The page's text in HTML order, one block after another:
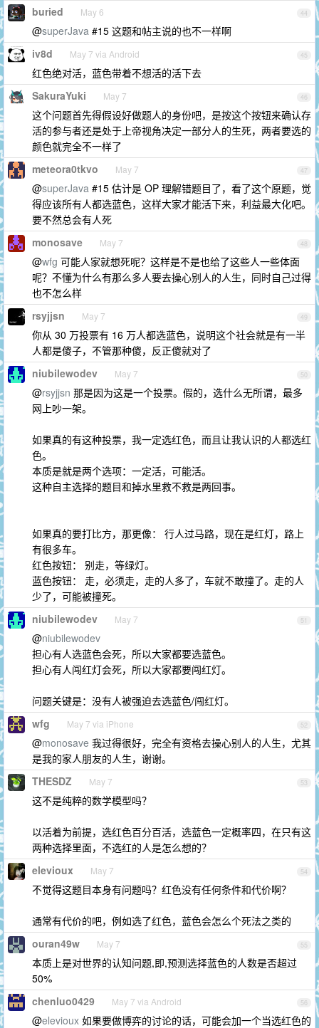
44
buried May 6
@superJava #15 这题和帖主说的也不一样啊
45
iv8d May 7 via Android
红色绝对活，蓝色带着不想活的活下去
46
SakuraYuki May 7
这个问题首先得假设好做题人的身份吧，是按这个按钮来确认存
活的参与者还是处于上帝视角决定一部分人的生死，两者要选的
颜色就完全不一样了
47
meteora0tkvo May 7
@superJava #15 估计是 OP 理解错题目了，看了这个原题，觉
得应该所有人都选蓝色，这样大家才能活下来，利益最大化吧。
要不然总会有人死
48
monosave May 7
@wfg 可能人家就想死呢？这样是不是也给了这些人一些体面
呢？不懂为什么有那么多人要去操心别人的人生，同时自己过得
也不怎么样
49
rsyjjsn May 7
你从 30 万投票有 16 万人都选蓝色，说明这个社会就是有一半
人都是傻子，不管那种傻，反正傻就对了
50
niubilewodev May 7
@rsyjjsn 那是因为这是一个投票。假的，选什么无所谓，最多
网上吵一架。
如果真的有这种投票，我一定选红色，而且让我认识的人都选红
色。
本质是就是两个选项：一定活，可能活。
这种自主选择的题目和掉水里救不救是两回事。
如果真的要打比方，那更像： 行人过马路，现在是红灯，路上
有很多车。
红色按钮： 别走，等绿灯。
蓝色按钮： 走，必须走，走的人多了，车就不敢撞了。走的人
少了，可能被撞死。
51
niubilewodev May 7
@niubilewodev
担心有人选蓝色会死，所以大家都要选蓝色。
担心有人闯红灯会死，所以大家都要闯红灯。
问题关键是：没有人被强迫去选蓝色/闯红灯。
52
wfg May 7 via iPhone
@monosave 我过得很好，完全有资格去操心别人的人生，尤其
是我的家人朋友的人生，谢谢。
53
THESDZ May 7
这不是纯粹的数学模型吗？
以活着为前提，选红色百分百活，选蓝色一定概率四，在只有这
两种选择里面，不选红的人是怎么想的？
54
elevioux May 7
不觉得这题目本身有问题吗？红色没有任何条件和代价啊？
通常有代价的吧，例如选了红色，蓝色会怎么个死法之类的
55
ouran49w May 7
本质上是对世界的认知问题,即,预测选择蓝色的人数是否超过
50%
56
chenluo0429 May 7 via Android
@elevioux 如果要做博弈的讨论的话，可能会加一个当选红色的